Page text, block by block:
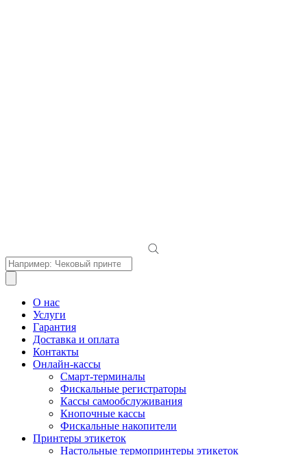
Поиск
товаров
О нас
Услуги
Гарантия
Доставка и оплата
Контакты
Онлайн-кассы
Смарт-терминалы
Фискальные регистраторы
Кассы самообслуживания
Кнопочные кассы
Фискальные накопители
Принтеры этикеток
Настольные термопринтеры этикеток